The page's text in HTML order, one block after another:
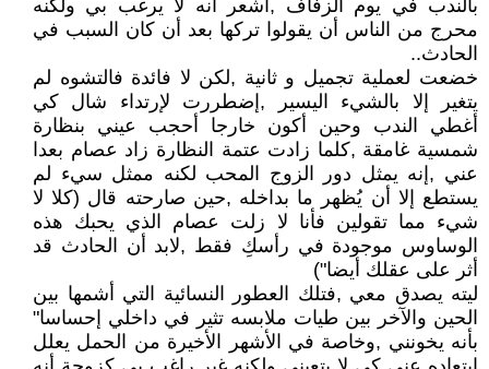
بالندب في يوم الزفاف ,أشعر أنه لا يرغب بي ولكنه
محرج من الناس أن يقولوا تركها بعد أن كان السبب في
الحادث..
خضعت لعملية تجميل و ثانية ,لكن لا فائدة فالتشوه لم
يتغير إلا بالشيء اليسير ,إضطررت لإرتداء شال كي
أغطي الندب وحين أكون خارجا أحجب عيني بنظارة
شمسية غامقة ,كلما زادت عتمة النظارة زاد عصام بعدا
عني ,إنه يمثل دور الزوج المحب لكنه ممثل سيء لم
يستطع إلا أن يُظهر ما بداخله ,حين صارحته قال (كلا لا
شيء مما تقولين فأنا لا زلت عصام الذي يحبك هذه
الوساوس موجودة في رأسكِ فقط ,لابد أن الحادث قد
أثر على عقلك أيضا")
ليته يصدق معي ,فتلك العطور النسائية التي أشمها بين
الحين والآخر بين طيات ملابسه تثير في داخلي إحساسا"
بأنه يخونني ,وخاصة في الأشهر الأخيرة من الحمل يعلل